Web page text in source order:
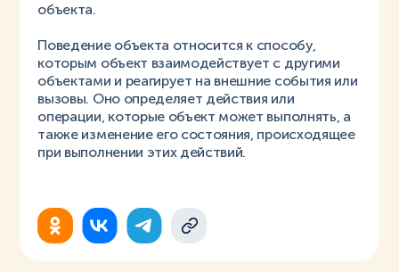
объекта.
Поведение объекта относится к способу,
которым объект взаимодействует с другими
объектами и реагирует на внешние события или
вызовы. Оно определяет действия или
операции, которые объект может выполнять, а
также изменение его состояния, происходящее
при выполнении этих действий.